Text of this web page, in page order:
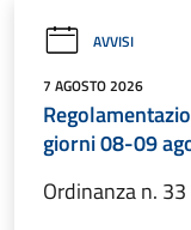
AVVISI
7 AGOSTO 2026
giorni 08-09
Ordinanza n. 33